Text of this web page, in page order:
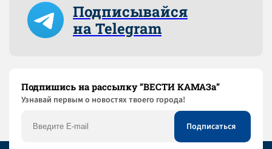
Подписывайся
на Telegram
Подпишись на рассылку “ВЕСТИ КАМАЗа”
Узнaвай первым о новостях твоего города!